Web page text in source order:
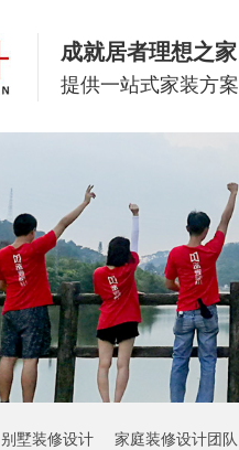
成就居者理想之家
提供一站式家装方案
别墅装修设计 家庭装修设计团队